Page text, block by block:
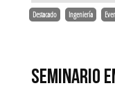
Destacado Ingeniería
SEMINARIO